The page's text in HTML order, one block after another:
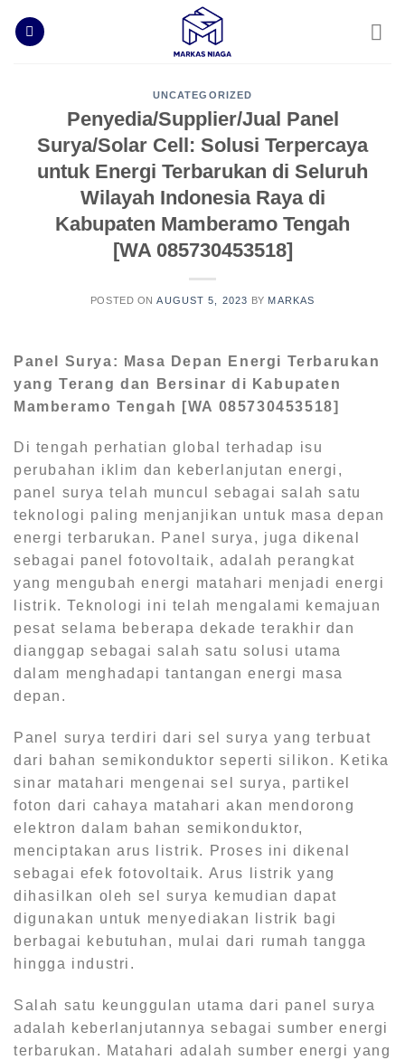
UNCATEGORIZED
Penyedia/Supplier/Jual Panel
Surya/Solar Cell: Solusi Terpercaya
untuk Energi Terbarukan di Seluruh
Wilayah Indonesia Raya di
Kabupaten Mamberamo Tengah
[WA 085730453518]
POSTED ONAUGUST 5, 2023 BY MARKAS
Panel Surya: Masa Depan Energi Terbarukan
yang Terang dan Bersinar di Kabupaten
Mamberamo Tengah [WA 085730453518]
Di tengah perhatian global terhadap isu
perubahan iklim dan keberlanjutan energi,
panel surya telah muncul sebagai salah satu
teknologi paling menjanjikan untuk masa depan
energi terbarukan. Panel surya, juga dikenal
sebagai panel fotovoltaik, adalah perangkat
yang mengubah energi matahari menjadi energi
listrik. Teknologi ini telah mengalami kemajuan
pesat selama beberapa dekade terakhir dan
dianggap sebagai salah satu solusi utama
dalam menghadapi tantangan energi masa
depan.
Panel surya terdiri dari sel surya yang terbuat
dari bahan semikonduktor seperti silikon. Ketika
sinar matahari mengenai sel surya, partikel
foton dari cahaya matahari akan mendorong
elektron dalam bahan semikonduktor,
menciptakan arus listrik. Proses ini dikenal
sebagai efek fotovoltaik. Arus listrik yang
dihasilkan oleh sel surya kemudian dapat
digunakan untuk menyediakan listrik bagi
berbagai kebutuhan, mulai dari rumah tangga
hingga industri.
Salah satu keunggulan utama dari panel surya
adalah keberlanjutannya sebagai sumber energi
terbarukan. Matahari adalah sumber energi yang